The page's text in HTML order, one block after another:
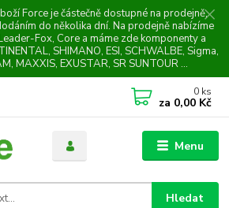
Force je částečně dostupné na prodejně,
do několika dní. Na prodejně nabízíme
Fox, Core a máme zde komponenty a
SHIMANO, ESI, SCHWALBE, Sigma,
MAXXIS, EXUSTAR, SR SUNTOUR ...
Menu
Hledat
0 ks
za 0,00 Kč